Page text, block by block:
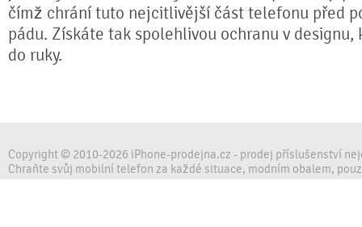
čímž chrání tuto nejcitlivější část telefonu před
pádu. Získáte tak spolehlivou ochranu v designu,
do ruky.
Copyright © 2010-2026 iPhone-prodejna.cz - prodej příslušenství
Chraňte svůj mobilní telefon za každé situace, modním obalem,